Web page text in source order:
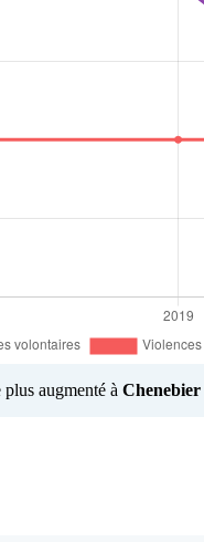
augmenté à Chenebier